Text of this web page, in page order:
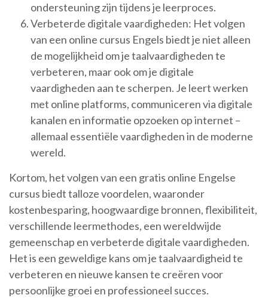
ondersteuning zijn tijdens je leerproces.
Verbeterde digitale vaardigheden: Het volgen
van een online cursus Engels biedt je niet alleen
de mogelijkheid om je taalvaardigheden te
verbeteren, maar ook om je digitale
vaardigheden aan te scherpen. Je leert werken
met online platforms, communiceren via digitale
kanalen en informatie opzoeken op internet –
allemaal essentiële vaardigheden in de moderne
wereld.
Kortom, het volgen van een gratis online Engelse
cursus biedt talloze voordelen, waaronder
kostenbesparing, hoogwaardige bronnen, flexibiliteit,
verschillende leermethodes, een wereldwijde
gemeenschap en verbeterde digitale vaardigheden.
Het is een geweldige kans om je taalvaardigheid te
verbeteren en nieuwe kansen te creëren voor
persoonlijke groei en professioneel succes.